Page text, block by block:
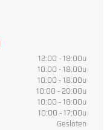
12:00 - 18:00u
10:00 - 18:00u
10:00 - 18:00u
10:00 - 20:00u
10:00 - 18:00u
10:00 - 17:00u
Gesloten